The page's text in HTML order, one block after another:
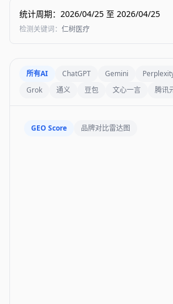
统计周期： 2026/04/25 至 2026/04/25
检测关键词： 仁树医疗
所有AI ChatGPT Gemini
Grok
通义 豆包 文心一言 腾讯
GEO Score 品牌对比雷达图